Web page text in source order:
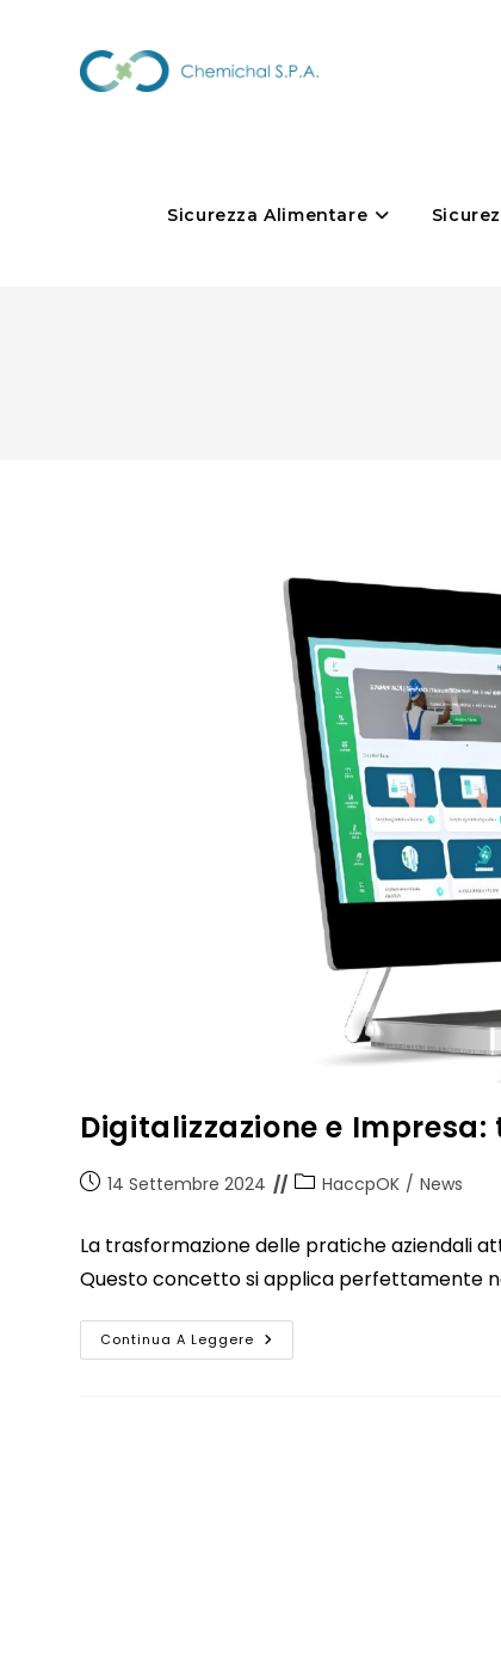
Sicurezza Alimentare
Digitalizzazione e
14 Settembre 2024 HaccpOK / News
La trasformazione delle pratiche aziendali
Questo concetto si applica perfettamente
Continua A Leggere